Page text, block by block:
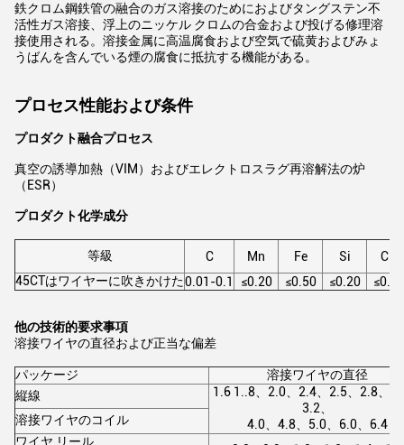
鉄クロム鋼鉄管の融合のガス溶接のためにおよびタングステン不
活性ガス溶接、浮上のニッケル クロムの合金および投げる修理溶
接使用される。溶接金属に高温腐食および空気で硫黄およびみょ
うばんを含んでいる煙の腐食に抵抗する機能がある。
プロセス性能および条件
プロダクト融合プロセス
真空の誘導加熱（VIM）およびエレクトロスラグ再溶解法の炉
（ESR）
プロダクト化学成分
等級 C Mn Fe Si
CU
45CTはワイヤーに吹きかけた0.01-0.1 ≤0.20 ≤0.50 ≤0.20 ≤0.50
他の技術的要求事項
溶接ワイヤの直径および正当な偏差
パッケージ
溶接ワイヤの直径
縦線
1.6 1..8、2.0、2.4、2.5、2.8、
3.2、
4.0、4.8、5.0、6.0、6.4
溶接ワイヤのコイル
ワイヤ リール